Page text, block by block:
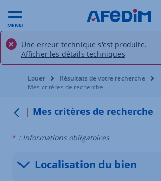
MENU
Une erreur technique s'est produite.
Afficher les détails techniques
Vous êtes ici:
Louer
Résultats de votre recherche
Mes critères de recherche
Mes critères de recherche
* : Informations obligatoires
Localisation du bien